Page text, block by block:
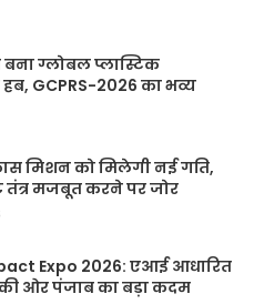
ग्लोबल प्लास्टिक
GCPRS-2026 का भव्य
मिशन को मिलेगी नई गति,
तंत्र मजबूत करने पर जोर
Expo 2026: एआई आधारित
की ओर पंजाब का बड़ा कदम